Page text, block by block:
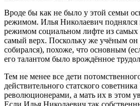
Вроде бы как не было у этой семьи
режимом. Илья Николаевич поднялся
режимом социальном лифте из самых
самый верх. Поскольку же учёным он
собирался), похоже, что основным
его талантом было врождённое
Тем не менее все дети
действительного статского
революционерами, а мать их в этом
Если Илья Николаевич так